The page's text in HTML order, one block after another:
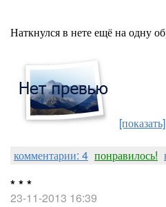
Наткнулся в нете ещё на одну
[показать]
комментарии: 4 понравилось!
* * *
23-11-2013 16:39